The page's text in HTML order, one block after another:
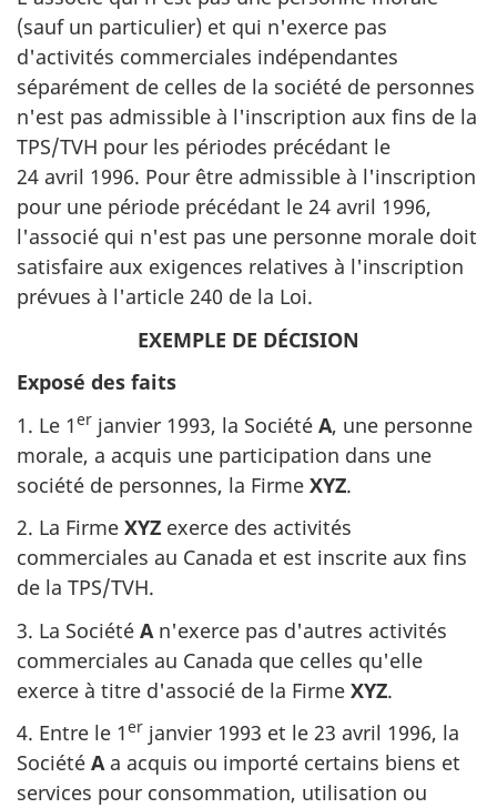
(sauf un particulier) et qui n'exerce pas
d'activités commerciales indépendantes
séparément de celles de la société de personnes
n'est pas admissible à l'inscription aux fins de la
TPS/TVH pour les périodes précédant le
24 avril 1996. Pour être admissible à l'inscription
pour une période précédant le 24 avril 1996,
l'associé qui n'est pas une personne morale doit
satisfaire aux exigences relatives à l'inscription
prévues à l'article 240 de la Loi.
EXEMPLE DE DÉCISION
Exposé des faits
1. Le 1er janvier 1993, la Société A, une personne
morale, a acquis une participation dans une
société de personnes, la Firme XYZ.
2. La Firme XYZ exerce des activités
commerciales au Canada et est inscrite aux fins
de la TPS/TVH.
3. La Société A n'exerce pas d'autres activités
commerciales au Canada que celles qu'elle
exerce à titre d'associé de la Firme XYZ.
4. Entre le 1er janvier 1993 et le 23 avril 1996, la
Société Aa acquis ou importé certains biens et
services pour consommation, utilisation ou